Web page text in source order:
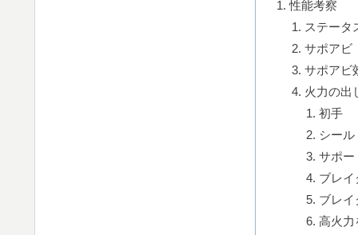
性能考察
ステータ
サポアビ
サポアビ
火力の出
初手
シー
サポー
ブレ
ブレ
高火力